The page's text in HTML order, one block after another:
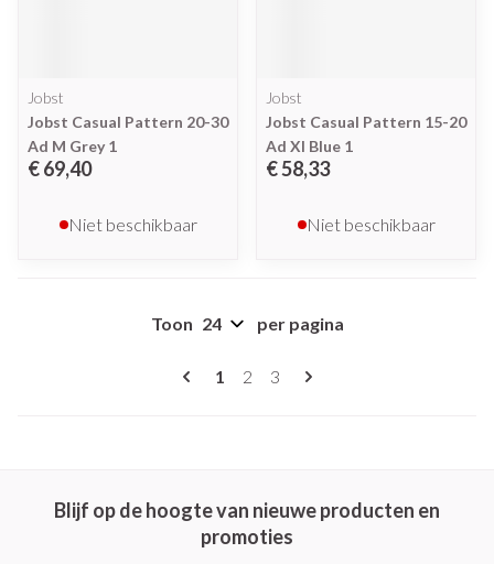
Jobst
Jobst Casual Pattern 20-30
Ad M Grey 1
€ 69,40
Niet beschikbaar
Jobst
Jobst Casual Pattern 15-20
Ad Xl Blue 1
€ 58,33
Niet beschikbaar
Pagina's
U lees momenteel pagina
1 Pagina
2 Pagina
3
Toon per pagina
Blijf op de hoogte van nieuwe producten en
promoties